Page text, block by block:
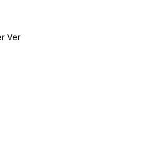
ve rahat bir yürüyüş deneyimi
Ver